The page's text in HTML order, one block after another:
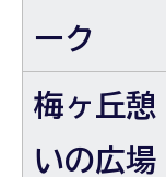
ーク
梅ヶ丘憩
いの広場